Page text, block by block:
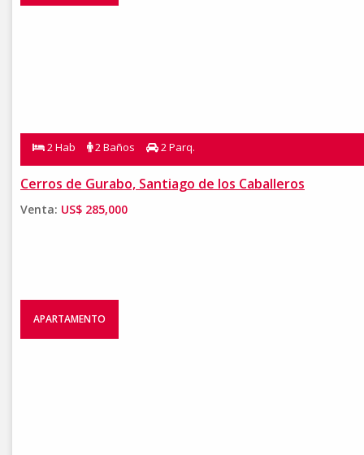
2 Hab 2 Baños 2 Parq.
Cerros de Gurabo, Santiago de los Caballeros
Venta: US$ 285,000
APARTAMENTO